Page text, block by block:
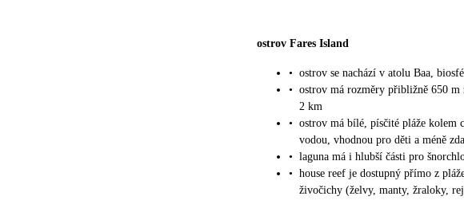
ostrov Fares Island
• ostrov se nachází v atolu Baa,
• ostrov má rozměry přibližně 650 m
2 km
• ostrov má bílé, písčité pláže kolem
vodou, vhodnou pro děti a méně
• laguna má i hlubší části pro
• house reef je dostupný přímo z
živočichy (želvy, manty, žraloky,